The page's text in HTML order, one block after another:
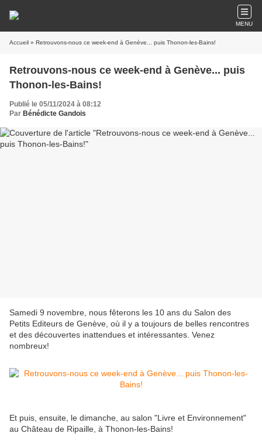
MENU
Accueil » Retrouvons-nous ce week-end à Genève... puis Thonon-les-Bains!
Retrouvons-nous ce week-end à Genève... puis
Thonon-les-Bains!
Publié le 05/11/2024 à 08:12
Par Bénédicte Gandois
Samedi 9 novembre, nous fêterons les 10 ans du Salon des
Petits Editeurs de Genève, où il y a toujours de belles rencontres
et des découvertes inattendues et intéressantes. Venez
nombreux!
Et puis, ensuite, le dimanche, au salon "Livre et Environnement"
au Château de Ripaille, à Thonon-les-Bains!